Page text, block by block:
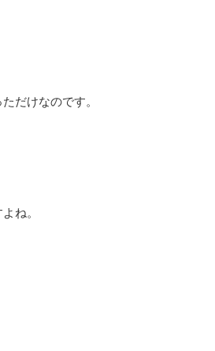
だけなのです。
ね。